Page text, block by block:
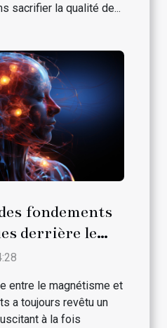
sacrifier la qualité de...
fondements
derrière le
son interaction
entre le magnétisme et
a toujours revêtu un
à la fois